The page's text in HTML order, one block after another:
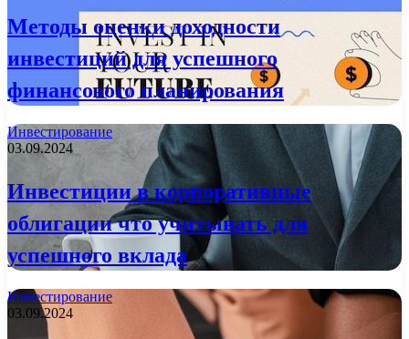
Методы оценки доходности
инвестиций для успешного
финансового планирования
Инвестирование
03.09.2024
Инвестиции в корпоративные
облигации что учитывать для
успешного вклада
Инвестирование
03.09.2024